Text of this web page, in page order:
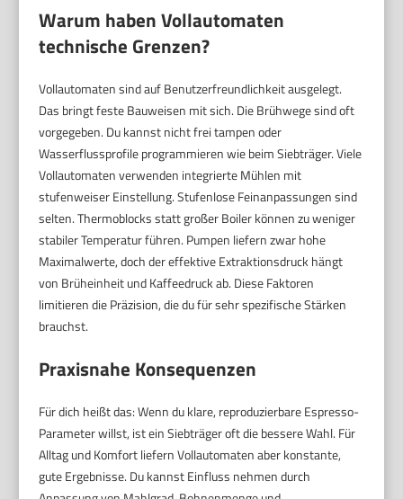
Warum haben Vollautomaten
technische Grenzen?
Vollautomaten sind auf Benutzerfreundlichkeit ausgelegt.
Das bringt feste Bauweisen mit sich. Die Brühwege sind oft
vorgegeben. Du kannst nicht frei tampen oder
Wasserflussprofile programmieren wie beim Siebträger. Viele
Vollautomaten verwenden integrierte Mühlen mit
stufenweiser Einstellung. Stufenlose Feinanpassungen sind
selten. Thermoblocks statt großer Boiler können zu weniger
stabiler Temperatur führen. Pumpen liefern zwar hohe
Maximalwerte, doch der effektive Extraktionsdruck hängt
von Brüheinheit und Kaffeedruck ab. Diese Faktoren
limitieren die Präzision, die du für sehr spezifische Stärken
brauchst.
Praxisnahe Konsequenzen
Für dich heißt das: Wenn du klare, reproduzierbare Espresso-
Parameter willst, ist ein Siebträger oft die bessere Wahl. Für
Alltag und Komfort liefern Vollautomaten aber konstante,
gute Ergebnisse. Du kannst Einfluss nehmen durch